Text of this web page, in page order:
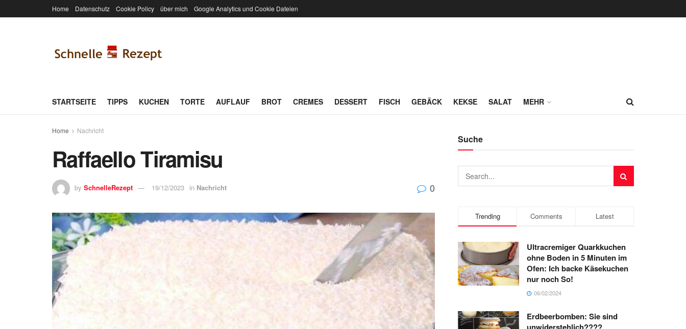
Home Datenschutz Cookie Policy über mich Google Analytics und Cookie Dateien
STARTSEITE TIPPS KUCHEN TORTE AUFLAUF BROT CREMES DESSERT FISCH GEBÄCK KEKSE SALAT MEHR
Home Nachricht
Raffaello Tiramisu
by SchnelleRezept 19/12/2023 in Nachricht 0
Suche
Trending Comments Latest
Ultracremiger Quarkkuchen
ohne Boden in 5 Minuten im
Ofen: Ich backe Käsekuchen
nur noch So!
06/02/2024
Erdbeerbomben: Sie sind